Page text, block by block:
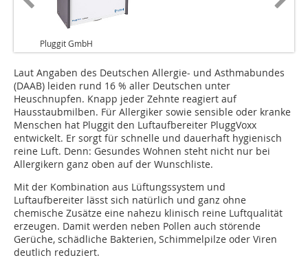
Pluggit GmbH
Laut Angaben des Deutschen Allergie- und Asthmabundes
(DAAB) leiden rund 16 % aller Deutschen unter
Heuschnupfen. Knapp jeder Zehnte reagiert auf
Hausstaubmilben. Für Allergiker sowie sensible oder kranke
Menschen hat Pluggit den Luftaufbereiter PluggVoxx
entwickelt. Er sorgt für schnelle und dauerhaft hygienisch
reine Luft. Denn: Gesundes Wohnen steht nicht nur bei
Allergikern ganz oben auf der Wunschliste.
Mit der Kombination aus Lüftungssystem und
Luftaufbereiter lässt sich natürlich und ganz ohne
chemische Zusätze eine nahezu klinisch reine Luftqualität
erzeugen. Damit werden neben Pollen auch störende
Gerüche, schädliche Bakterien, Schimmelpilze oder Viren
deutlich reduziert.